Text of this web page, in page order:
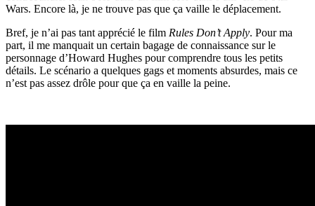
Wars. Encore là, je ne trouve pas que ça vaille le déplacement.
Bref, je n’ai pas tant apprécié le film Rules Don’t Apply. Pour ma
part, il me manquait un certain bagage de connaissance sur le
personnage d’Howard Hughes pour comprendre tous les petits
détails. Le scénario a quelques gags et moments absurdes, mais ce
n’est pas assez drôle pour que ça en vaille la peine.